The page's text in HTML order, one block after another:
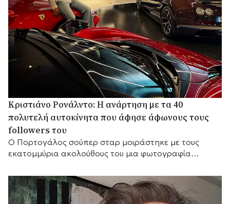
Κριστιάνο Ρονάλντο: Η ανάρτηση με τα 40
πολυτελή αυτοκίνητα που άφησε άφωνους τους
followers του
Ο Πορτογάλος σούπερ σταρ μοιράστηκε με τους
εκατομμύρια ακολούθους του μια φωτογραφία
οποία περιλαμβάνει Ferrari, Bugatti, McLaren και
Mercedes, γράφοντας χαρακτηριστικά: «Τα παιχνίδια
μου».